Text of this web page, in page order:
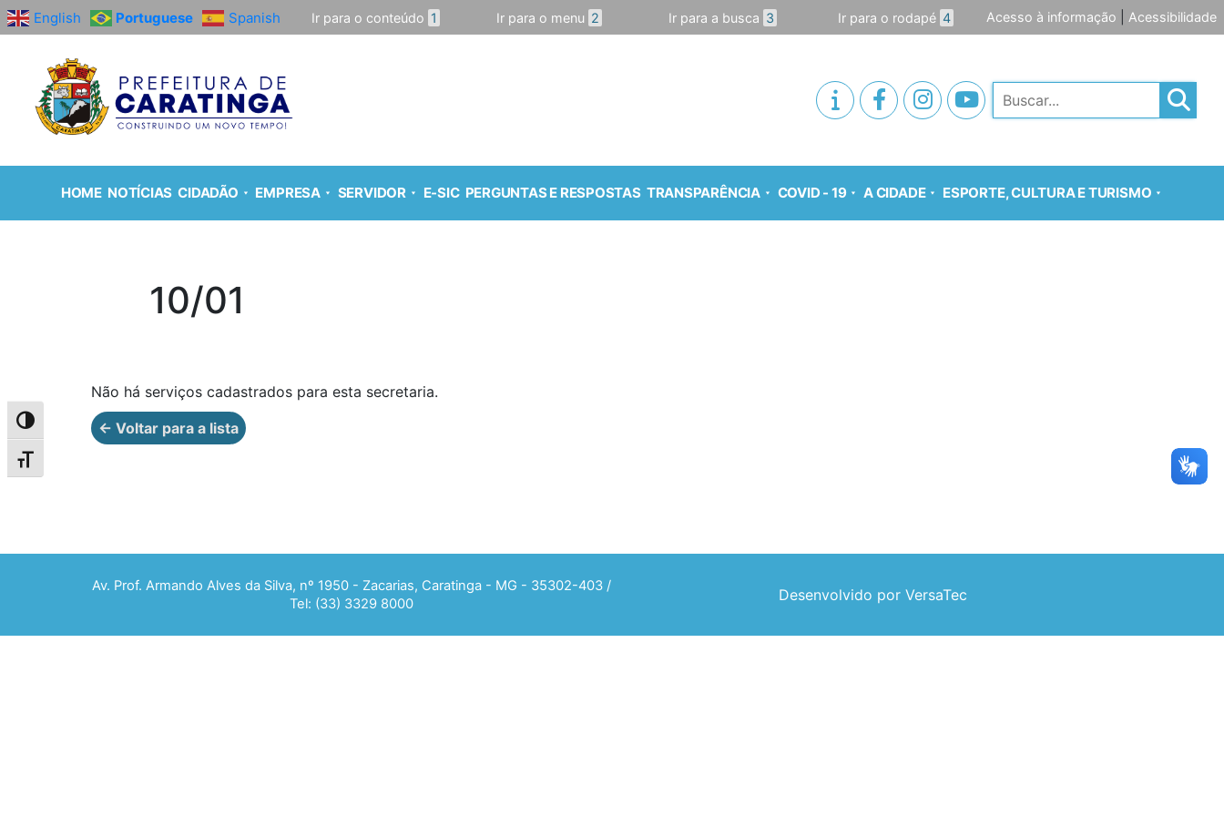
Alternar alto contraste
Alternar tamanho da fonte
English Portuguese Spanish Ir para o conteúdo 1 Ir para o menu 2 Ir para a busca 3 Ir para o rodapé 4 Acesso à informação Acessibilidade
Pesquisar
HOME NOTÍCIAS CIDADÃO EMPRESA SERVIDOR E-SIC PERGUNTAS E RESPOSTAS TRANSPARÊNCIA COVID - 19 A CIDADE ESPORTE, CULTURA E TURISMO
10/01
Não há serviços cadastrados para esta secretaria.
← Voltar para a lista
Av. Prof. Armando Alves da Silva, nº 1950 - Zacarias, Caratinga - MG - 35302-403 /
Tel: (33) 3329 8000
Desenvolvido por VersaTec